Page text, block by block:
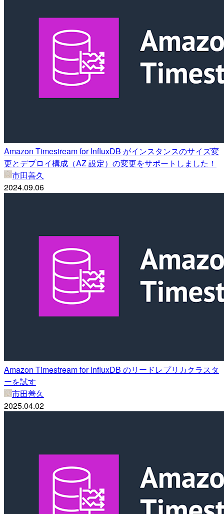
Amazon Timestream for InfluxDB がインスタンスのサイズ変
更とデプロイ構成（AZ 設定）の変更をサポートしました！
市田善久
2024.09.06
Amazon Timestream for InfluxDB のリードレプリカクラスタ
ーを試す
市田善久
2025.04.02